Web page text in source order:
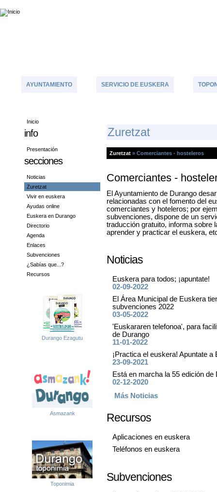
AYUNTAMIENTO SERVICIO DE EUSKERA
Inicio
info
Presentación
secciones
Noticias
Zuretzat
Vivir en euskera
Ayudas online
Euskera en Durango
Directorio
Agenda
Enlaces
Subvenciones
¿Sabías que...?
Recursos
Durango Ezagutu
Asmazank
Toponimia
ZUretzat
Zuretzat » Comerciantes - hosteleros
Comerciantes -
El Ayuntamiento de Durango
relacionadas con el fomento del
comerciantes y hoteleros; por
subvenciones, dispone de un
traducción gratuito, informa sobre
aprender y practicar el euskera,
Noticias
Euskera para todos; ¡apuntate!
02-09-2022
El Área Municipal de Euskera
subvenciones 2022
03-05-2022
'Euskararen telefonoa', para
de Durango
11-01-2022
¡Practica el euskera! Apuntate
23-09-2021
Está en marcha la 55 edición de
02-12-2020
Más Noticias
Recursos
Aplicaciones en euskera
Teléfonos en euskera
Subvenciones